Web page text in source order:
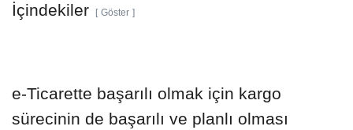
e-Ticarette başarılı olmak için kargo
sürecinin de başarılı ve planlı olması
İçindekiler Göster